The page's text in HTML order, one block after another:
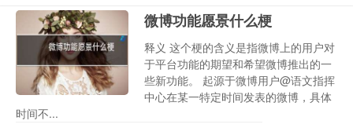
微博功能愿景什么梗
释义 这个梗的含义是指微博上的用户对
于平台功能的期望和希望微博推出的一
些新功能。 起源于微博用户@语文指挥
中心在某一特定时间发表的微博，具体
时间不...